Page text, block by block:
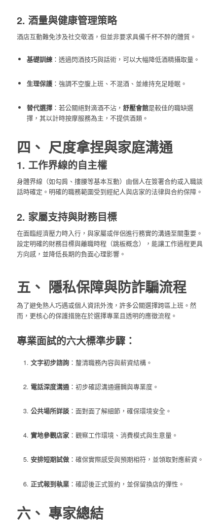
2. 酒量與健康管理策略
酒店互動難免涉及社交敬酒，但並非要求具備千杯不醉的體質。
基礎訓練：透過閃酒技巧與話術，可以大幅降低酒精攝取量。
生理保護：強調不空腹上班、不混酒、並維持充足睡眠。
替代選擇：若公關絕對滴酒不沾， 舒壓會館是較佳的職缺選
擇，其以計時按摩服務為主，不提供酒類。
四、 尺度拿捏與家庭溝通
1. 工作界線的自主權
身體界線（如勾肩、摟腰等基本互動）由個人在簽署合約或入職談
話時確定。明確的職務範圍受到經紀人與店家的法律與合約保障。
2. 家屬支持與財務目標
在面臨經濟壓力時入行，與家屬或伴侶進行務實的溝通至關重要。
設定明確的財務目標與離職時程（跳板概念），能讓工作過程更具
方向感，並降低長期的負面心理影響。
五、 隱私保障與防詐騙流程
為了避免熟人巧遇或個人資訊外洩，許多公關選擇跨區上班。然
而，更核心的保護措施在於選擇專業且透明的應徵流程。
專業面試的六大標準步驟：
文字初步諮詢：釐清職務內容與薪資結構。
電話深度溝通：初步確認溝通邏輯與專業度。
公共場所詳談：面對面了解細節，確保環境安全。
實地參觀店家：觀察工作環境、消費模式與生意量。
安排短期試做：確保實際感受與預期相符，並領取對應薪資。
正式報到執業：確認後正式簽約，並保留換店的彈性。
六、 專家總結